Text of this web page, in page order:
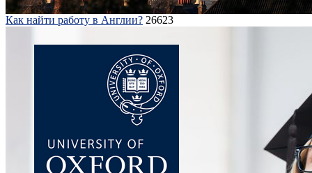
Как найти работу в Англии? 26623